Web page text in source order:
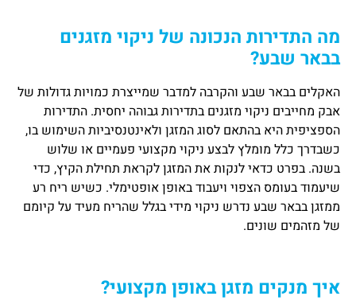
מה התדירות הנכונה של ניקוי מזגנים
בבאר שבע?
האקלים בבאר שבע והקרבה למדבר שמייצרת כמויות גדולות של
אבק מחייבים ניקוי מזגנים בתדירות גבוהה יחסית. התדירות
הספציפית היא בהתאם לסוג המזגן ולאינטנסיביות השימוש בו,
כשבדרך כלל מומלץ לבצע ניקוי מקצועי פעמיים או שלוש
בשנה. בפרט כדאי לנקות את המזגן לקראת תחילת הקיץ, כדי
שיעמוד בעומס הצפוי ויעבוד באופן אופטימלי. כשיש ריח רע
ממזגן בבאר שבע נדרש ניקוי מידי בגלל שהריח מעיד על קיומם
של מזהמים שונים.
איך מנקים מזגן באופן מקצועי?